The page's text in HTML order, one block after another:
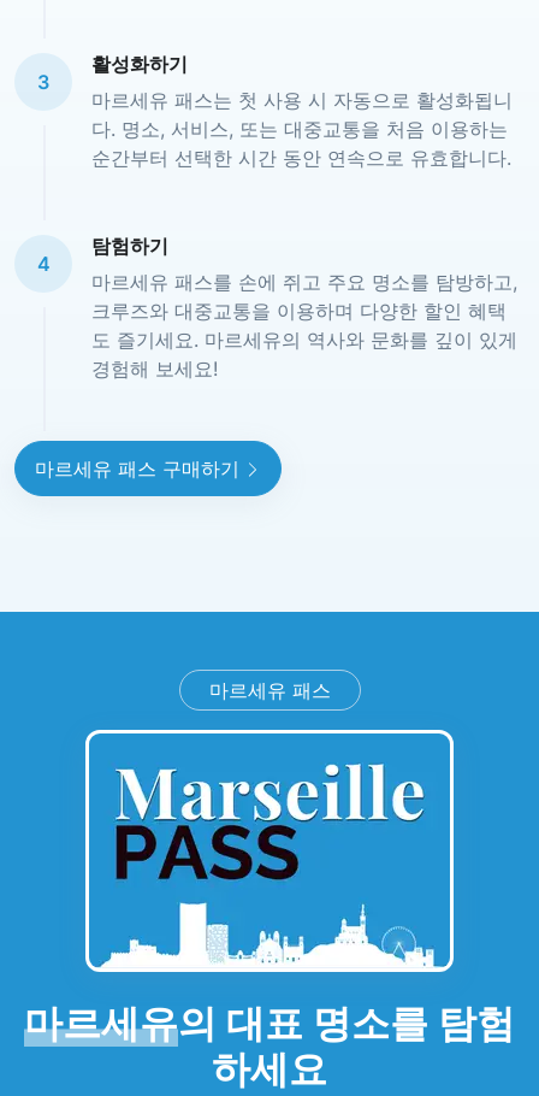
3
활성화하기
마르세유 패스는 첫 사용 시 자동으로 활성화됩니
다. 명소, 서비스, 또는 대중교통을 처음 이용하는
순간부터 선택한 시간 동안 연속으로 유효합니다.
4
탐험하기
마르세유 패스를 손에 쥐고 주요 명소를 탐방하고,
크루즈와 대중교통을 이용하며 다양한 할인 혜택
도 즐기세요. 마르세유의 역사와 문화를 깊이 있게
경험해 보세요!
마르세유 패스 구매하기
마르세유 패스
마르세유의 대표 명소를 탐험
하세요